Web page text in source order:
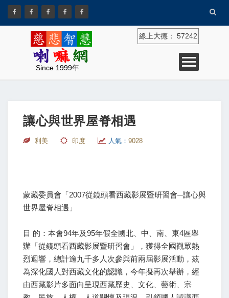
Since 1999年
線上大德： 57242
讓心與世界屋脊相遇
利美 印度 人氣： 9028
蒙藏委員會「2007從鏡頭看西藏影展暨研習會─讓心與
世界屋脊相遇」
目 的：本會94年及95年假全國北、中、南、東4區舉
辦「從鏡頭看西藏影展暨研習會」，獲得全國觀眾熱
烈迴響，總計逾九千多人次參與前兩屆影展活動，茲
為深化國人對西藏文化的認識，今年擬再次舉辦，經
由西藏影片多面向呈現西藏歷史、文化、藝術、宗